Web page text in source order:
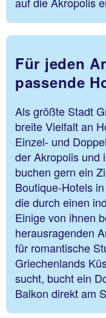
Für jeden
passende
Als größte Stadt
breite Vielfalt an
Einzel- und
der Akropolis und
buchen gern ein
Boutique-Hotels
die durch einen
Einige von ihnen
herausragenden
für romantische
Griechenlands
sucht, bucht ein
Balkon direkt am